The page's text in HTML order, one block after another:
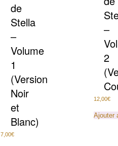
de
Stella
–
Volume
1
(Version
Noir
et
Blanc)
7,00€
–
2
12,00€
Ajouter